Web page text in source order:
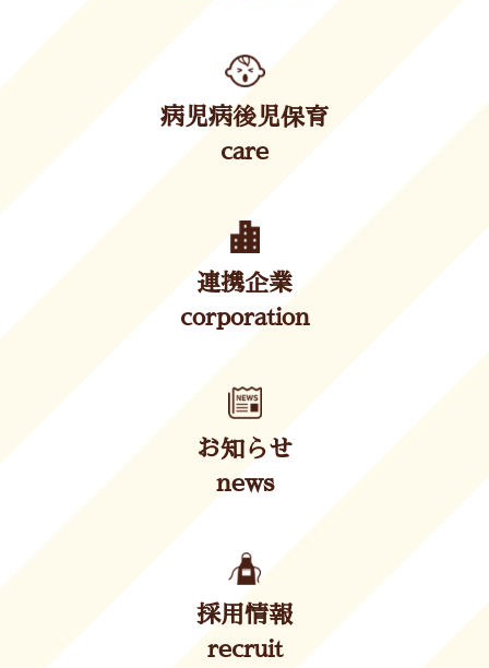
病児病後児保育
care
連携企業
corporation
お知らせ
news
採用情報
recruit